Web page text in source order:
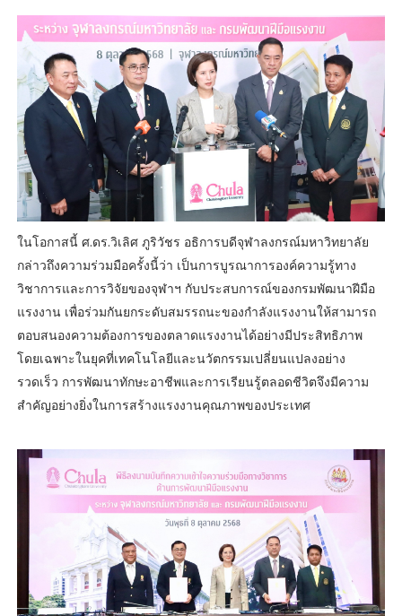
ในโอกาสนี้ ศ.ดร.วิเลิศ ภูริวัชร อธิการบดีจุฬาลงกรณ์มหาวิทยาลัย
กล่าวถึงความร่วมมือครั้งนี้ว่า เป็นการบูรณาการองค์ความรู้ทาง
วิชาการและการวิจัยของจุฬาฯ กับประสบการณ์ของกรมพัฒนาฝีมือ
แรงงาน เพื่อร่วมกันยกระดับสมรรถนะของกำลังแรงงานให้สามารถ
ตอบสนองความต้องการของตลาดแรงงานได้อย่างมีประสิทธิภาพ
โดยเฉพาะในยุคที่เทคโนโลยีและนวัตกรรมเปลี่ยนแปลงอย่าง
รวดเร็ว การพัฒนาทักษะอาชีพและการเรียนรู้ตลอดชีวิตจึงมีความ
สำคัญอย่างยิ่งในการสร้างแรงงานคุณภาพของประเทศ